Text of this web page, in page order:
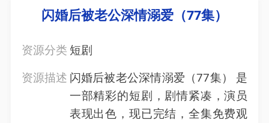
闪婚后被老公深情溺爱（77集）
资源分类 短剧
资源描述 闪婚后被老公深情溺爱（77集） 是
一部精彩的短剧，剧情紧凑，演员
表现出色，现已完结，全集免费观